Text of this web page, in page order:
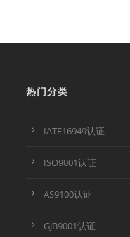
热门分类
IATF16949认证
ISO9001认证
AS9100认证
GJB9001认证